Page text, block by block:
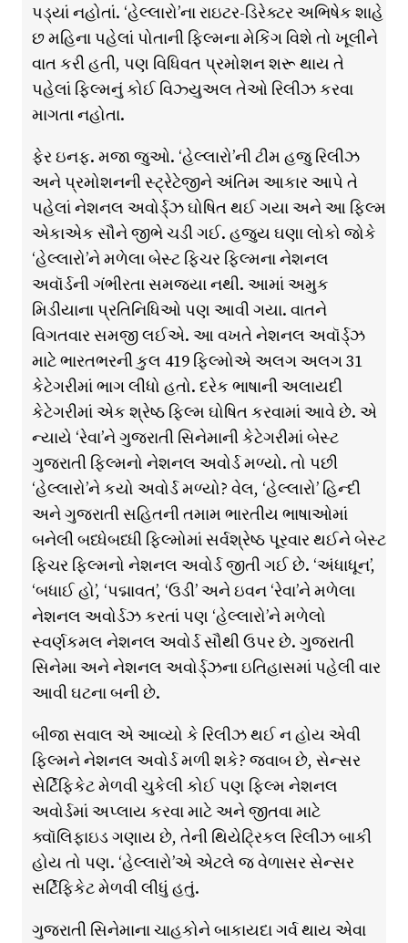
પડ્યાં નહોતાં. ‘હેલ્લારો’ના રાઇટર-ડિરેક્ટર અભિષેક શાહે
છ મહિના પહેલાં પોતાની ફિલ્મના મેકિંગ વિશે તો ખૂલીને
વાત કરી હતી, પણ વિધિવત પ્રમોશન શરૂ થાય તે
પહેલાં ફિલ્મનું કોઈ વિઝ્યુઅલ તેઓ રિલીઝ કરવા
માગતા નહોતા.
ફેર ઇનફ. મજા જુઓ. ‘હેલ્લારો’ની ટીમ હજુ રિલીઝ
અને પ્રમોશનની સ્ટ્રેટેજીને અંતિમ આકાર આપે તે
પહેલાં નેશનલ અવોર્ડ્ઝ ઘોષિત થઈ ગયા અને આ ફિલ્મ
એકાએક સૌને જીભે ચડી ગઈ. હજુય ઘણા લોકો જોકે
‘હેલ્લારો’ને મળેલા બેસ્ટ ફિચર ફિલ્મના નેશનલ
અવૉર્ડની ગંભીરતા સમજ્યા નથી. આમાં અમુક
મિડીયાના પ્રતિનિધિઓ પણ આવી ગયા. વાતને
વિગતવાર સમજી લઈએ. આ વખતે નેશનલ અવૉર્ડ્ઝ
માટે ભારતભરની કુલ 419 ફિલ્મોએ અલગ અલગ 31
કેટેગરીમાં ભાગ લીધો હતો. દરેક ભાષાની અલાયદી
કેટેગરીમાં એક શ્રેષ્ઠ ફિલ્મ ઘોષિત કરવામાં આવે છે. એ
ન્યાયે ‘રેવા’ને ગુજરાતી સિનેમાની કેટેગરીમાં બેસ્ટ
ગુજરાતી ફિલ્મનો નેશનલ અવોર્ડ મળ્યો. તો પછી
‘હેલ્લારો’ને કયો અવોર્ડ મળ્યો? વેલ, ‘હેલ્લારો’ હિન્દી
અને ગુજરાતી સહિતની તમામ ભારતીય ભાષાઓમાં
બનેલી બધ્ધેબધ્ધી ફિલ્મોમાં સર્વશ્રેષ્ઠ પૂરવાર થઈને બેસ્ટ
ફિચર ફિલ્મનો નેશનલ અવોર્ડ જીતી ગઈ છે. ‘અંધાધૂન’,
‘બધાઈ હો’, ‘પદ્માવત’, ‘ઉડી’ અને ઇવન ‘રેવા’ને મળેલા
નેશનલ અવોર્ડઝ કરતાં પણ ‘હેલ્લારો’ને મળેલો
સ્વર્ણકમલ નેશનલ અવોર્ડ સૌથી ઉપર છે. ગુજરાતી
સિનેમા અને નેશનલ અવોર્ડ્ઝના ઇતિહાસમાં પહેલી વાર
આવી ઘટના બની છે.
બીજા સવાલ એ આવ્યો કે રિલીઝ થઈ ન હોય એવી
ફિલ્મને નેશનલ અવોર્ડ મળી શકે? જવાબ છે, સેન્સર
સેર્ટિફિકેટ મેળવી ચુકેલી કોઈ પણ ફિલ્મ નેશનલ
અવોર્ડમાં અપ્લાય કરવા માટે અને જીતવા માટે
ક્વૉલિફાઇડ ગણાય છે, તેની થિયેટ્રિકલ રિલીઝ બાકી
હોય તો પણ. ‘હેલ્લારો’એ એટલે જ વેળાસર સેન્સર
સર્ટિફિકેટ મેળવી લીધું હતું.
ગુજરાતી સિનેમાના ચાહકોને બાકાયદા ગર્વ થાય એવા